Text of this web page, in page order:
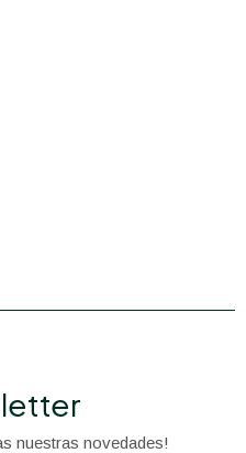
nuestras novedades!